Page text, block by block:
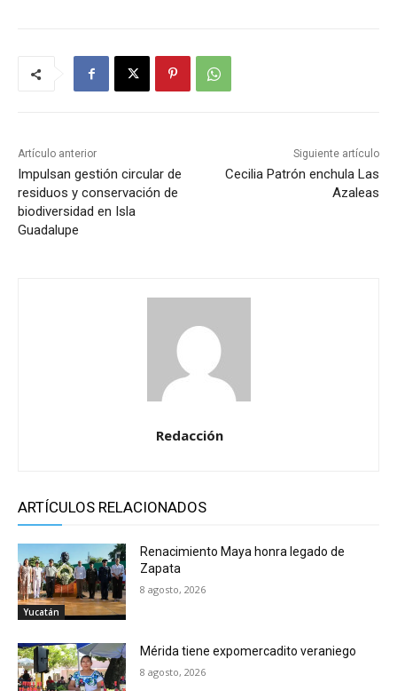
Artículo anterior
Impulsan gestión circular de
residuos y conservación de
biodiversidad en Isla
Guadalupe
Siguiente artículo
Cecilia Patrón enchula Las
Azaleas
Redacción
ARTÍCULOS RELACIONADOS
Yucatán
Renacimiento Maya honra legado de
Zapata
8 agosto, 2026
Mérida tiene expomercadito veraniego
8 agosto, 2026